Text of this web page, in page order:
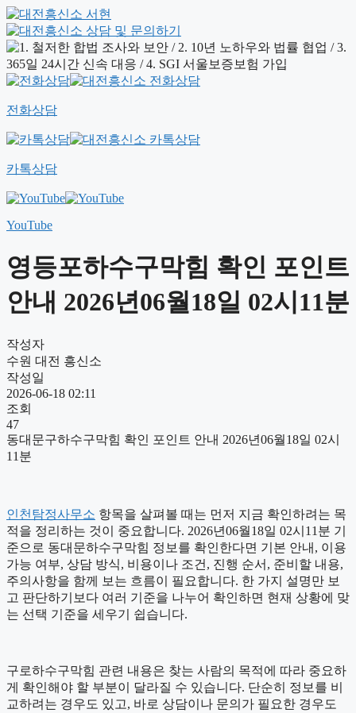
전화상담
카톡상담
YouTube
영등포하수구막힘 확인 포인트
안내 2026년06월18일 02시11분
작성자
수원 대전 흥신소
작성일
2026-06-18 02:11
조회
47
동대문구하수구막힘 확인 포인트 안내 2026년06월18일 02시
11분
인천탐정사무소 항목을 살펴볼 때는 먼저 지금 확인하려는 목
적을 정리하는 것이 중요합니다. 2026년06월18일 02시11분 기
준으로 동대문하수구막힘 정보를 확인한다면 기본 안내, 이용
가능 여부, 상담 방식, 비용이나 조건, 진행 순서, 준비할 내용,
주의사항을 함께 보는 흐름이 필요합니다. 한 가지 설명만 보
고 판단하기보다 여러 기준을 나누어 확인하면 현재 상황에 맞
는 선택 기준을 세우기 쉽습니다.
구로하수구막힘 관련 내용은 찾는 사람의 목적에 따라 중요하
게 확인해야 할 부분이 달라질 수 있습니다. 단순히 정보를 비
교하려는 경우도 있고, 바로 상담이나 문의가 필요한 경우도